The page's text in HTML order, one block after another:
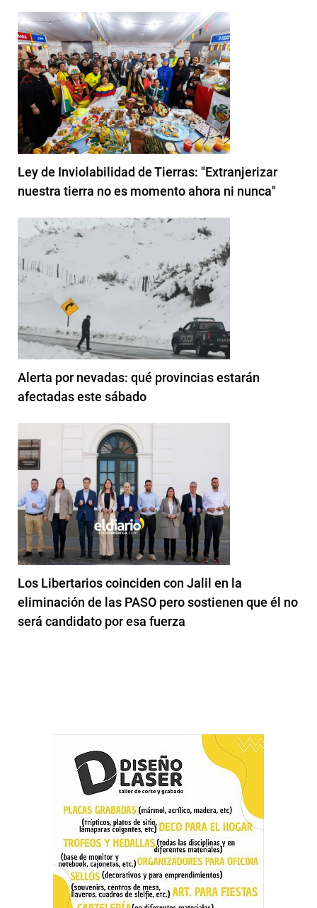
Ley de Inviolabilidad de Tierras: "Extranjerizar
nuestra tierra no es momento ahora ni nunca"
Alerta por nevadas: qué provincias estarán
afectadas este sábado
Los Libertarios coinciden con Jalil en la
eliminación de las PASO pero sostienen que él no
será candidato por esa fuerza